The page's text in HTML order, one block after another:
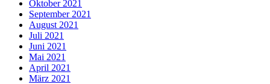
Oktober 2021
September 2021
August 2021
Juli 2021
Juni 2021
Mai 2021
April 2021
März 2021